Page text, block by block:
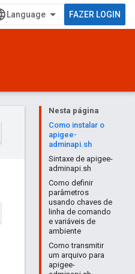
FAZER LOGIN
Nesta página
Como instalar o
apigee-
adminapi.sh
Sintaxe de apigee-
adminapi.sh
Como definir
parâmetros
usando chaves de
linha de comando
e variáveis de
ambiente
Como transmitir
um arquivo para
apigee-